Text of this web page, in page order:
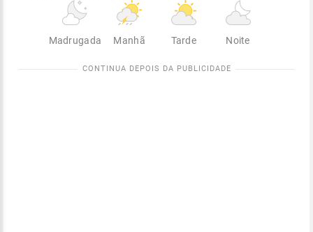
Madrugada Manhã Tarde Noite